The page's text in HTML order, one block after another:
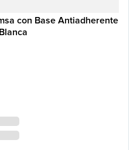
con Base Antiadherente